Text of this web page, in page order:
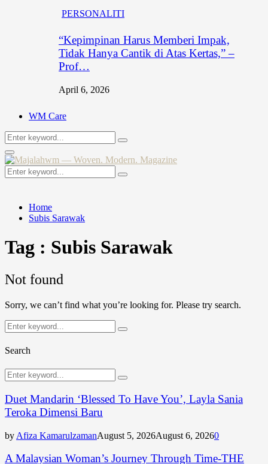
PERSONALITI
“Kepimpinan Harus Memberi Impak,
Tidak Hanya Cantik di Atas Kertas,” –
Prof…
April 6, 2026
WM Care
Search
for:
Search
Primary
Menu
Search
for:
Search
Home
Subis Sarawak
Tag : Subis Sarawak
Not found
Sorry, we can’t find what you’re looking for. Please try search.
Search
for:
Search
Search
Search
for:
Search
Duet Mandarin ‘Blessed To Have You’, Layla Sania
Teroka Dimensi Baru
by Afiza KamarulzamanAugust 5, 2026August 6, 20260
A Malaysian Woman’s Journey Through Time-THE